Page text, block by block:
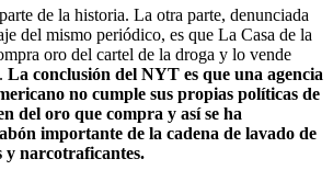
de la historia. La otra parte, denunciada
del mismo periódico, es que La Casa de la
oro del cartel de la droga y lo vende
La conclusión del NYT es que una agencia
no cumple sus propias políticas de
del oro que compra y así se ha
importante de la cadena de lavado de
y narcotraficantes.